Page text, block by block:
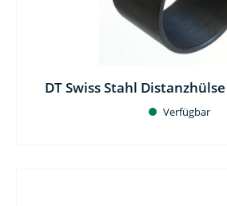
DT Swiss Stahl
Verfügbar